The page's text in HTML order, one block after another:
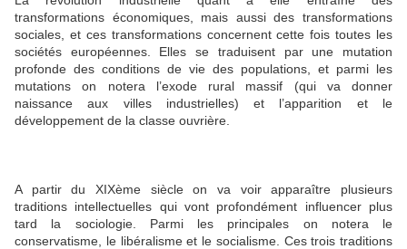
transformations économiques, mais aussi des transformations
sociales, et ces transformations concernent cette fois toutes les
sociétés européennes. Elles se traduisent par une mutation
profonde des conditions de vie des populations, et parmi les
mutations on notera l’exode rural massif (qui va donner
naissance aux villes industrielles) et l’apparition et le
développement de la classe ouvrière.
A partir du XIXème siècle on va voir apparaître plusieurs
traditions intellectuelles qui vont profondément influencer plus
tard la sociologie. Parmi les principales on notera le
conservatisme, le libéralisme et le socialisme. Ces trois traditions